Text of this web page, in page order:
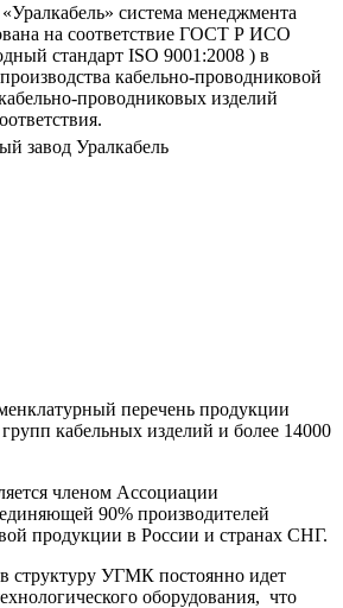
система менеджмента
на соответствие ГОСТ Р ИСО
стандарт ISO 9001:2008 ) в
кабельно-проводниковой
проводниковых изделий
перечень продукции
кабельных изделий и более 14000
членом Ассоциации
90% производителей
продукции в России и странах СНГ.
структуру УГМК постоянно идет
оборудования, что